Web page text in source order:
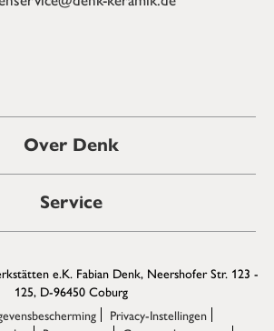
Over Denk
Service
e.K. Fabian Denk, Neershofer Str. 123 -
125, D-96450 Coburg
Privacy-Instellingen